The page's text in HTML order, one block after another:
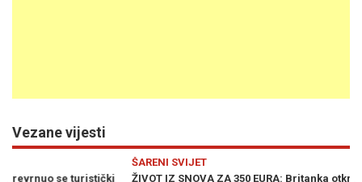
Vezane vijesti
ŽIVOT IZ SNOVA ZA 350 EURA: Britanka otkrila "raj" u kojem obrok